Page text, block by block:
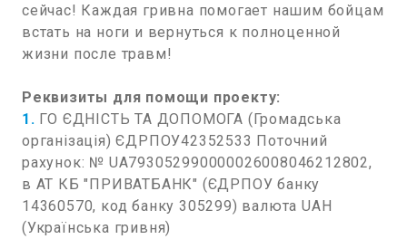
сейчас! Каждая гривна помогает нашим бойцам
встать на ноги и вернуться к полноценной
жизни после травм!
Реквизиты для помощи проекту:
1. ГО ЄДНІСТЬ ТА ДОПОМОГА (Громадська
організація) ЄДРПОУ42352533 Поточний
рахунок: № UA793052990000026008046212802,
в АТ КБ "ПРИВАТБАНК" (ЄДРПОУ банку
14360570, код банку 305299) валюта UAH
(Українська гривня)